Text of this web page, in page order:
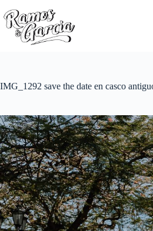
IMG_1292 save the date en casco